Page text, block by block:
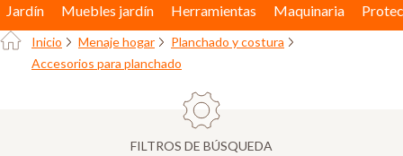
Jardín Muebles jardín Herramientas Maquinaria
Inicio Menaje hogar
Planchado y costura
Accesorios para planchado
FILTROS DE BÚSQUEDA